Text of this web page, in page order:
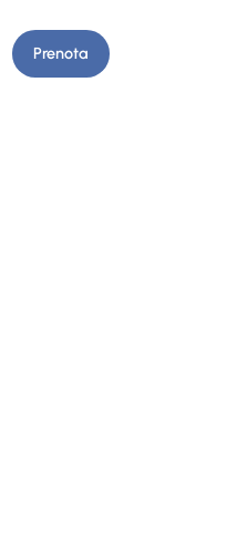
Prenota